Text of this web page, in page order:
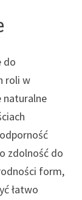
do
roli w
naturalne
zdolność do
form,
łatwo